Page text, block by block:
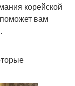
корейской
вам